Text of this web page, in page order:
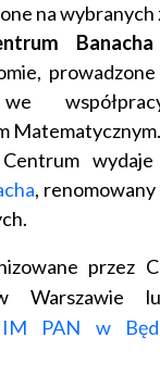
na
Banacha
Matematycznym.
wydaje
,
przez
Warszawie
IM PAN w